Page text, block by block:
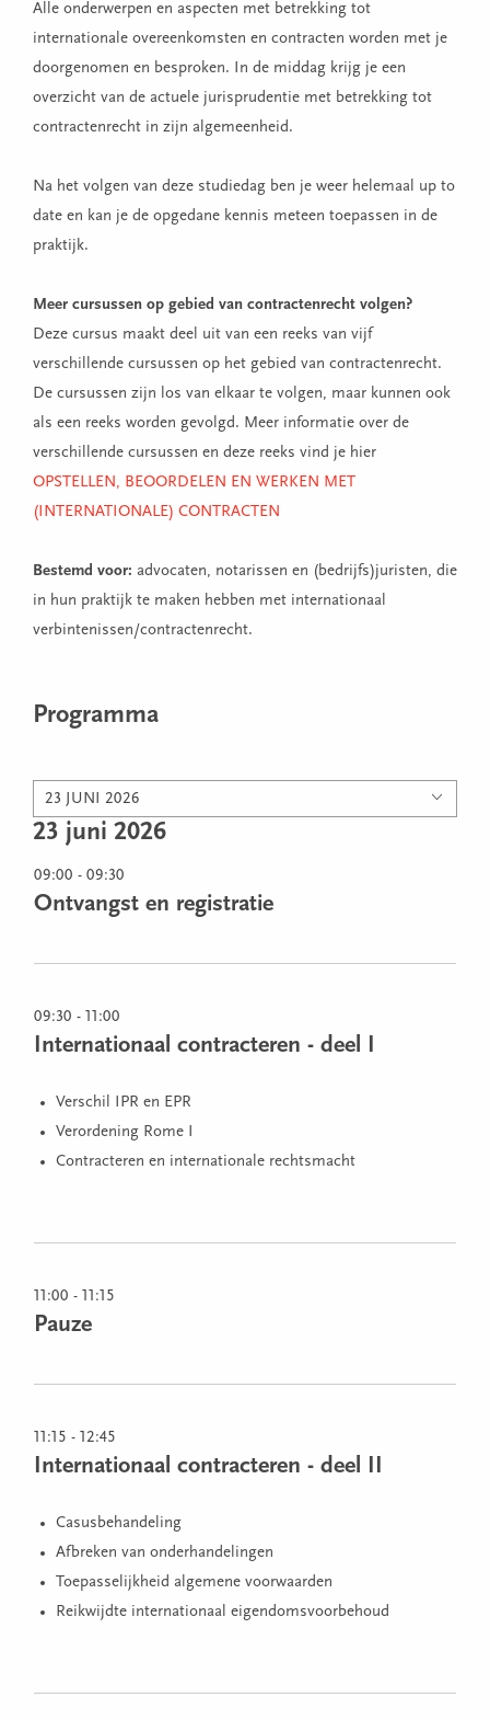
Alle onderwerpen en aspecten met betrekking tot
internationale overeenkomsten en contracten worden met je
doorgenomen en besproken. In de middag krijg je een
overzicht van de actuele jurisprudentie met betrekking tot
contractenrecht in zijn algemeenheid.
Na het volgen van deze studiedag ben je weer helemaal up to
date en kan je de opgedane kennis meteen toepassen in de
praktijk.
Meer cursussen op gebied van contractenrecht volgen?
Deze cursus maakt deel uit van een reeks van vijf
verschillende cursussen op het gebied van contractenrecht.
De cursussen zijn los van elkaar te volgen, maar kunnen ook
als een reeks worden gevolgd. Meer informatie over de
verschillende cursussen en deze reeks vind je hier
OPSTELLEN, BEOORDELEN EN WERKEN MET
(INTERNATIONALE) CONTRACTEN
Bestemd voor: advocaten, notarissen en (bedrijfs)juristen, die
in hun praktijk te maken hebben met internationaal
verbintenissen/contractenrecht.
Programma
23 JUNI 2026
23 juni 2026
09:00 - 09:30
Ontvangst en registratie
09:30 - 11:00
Internationaal contracteren - deel I
Verschil IPR en EPR
Verordening Rome I
Contracteren en internationale rechtsmacht
11:00 - 11:15
Pauze
11:15 - 12:45
Internationaal contracteren - deel II
Casusbehandeling
Afbreken van onderhandelingen
Toepasselijkheid algemene voorwaarden
Reikwijdte internationaal eigendomsvoorbehoud